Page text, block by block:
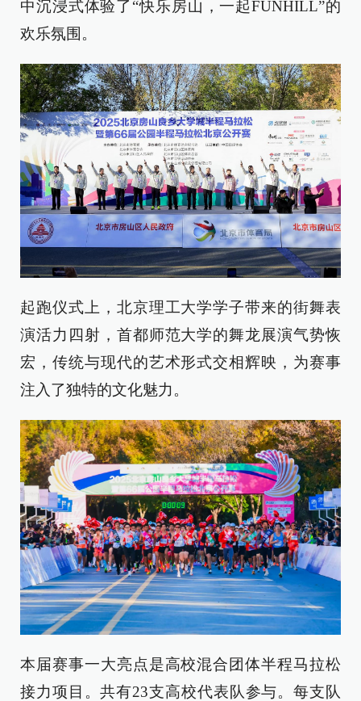
中沉浸式体验了“快乐房山，一起FUNHILL”的
欢乐氛围。
起跑仪式上，北京理工大学学子带来的街舞表
演活力四射，首都师范大学的舞龙展演气势恢
宏，传统与现代的艺术形式交相辉映，为赛事
注入了独特的文化魅力。
本届赛事一大亮点是高校混合团体半程马拉松
接力项目。共有23支高校代表队参与。每支队